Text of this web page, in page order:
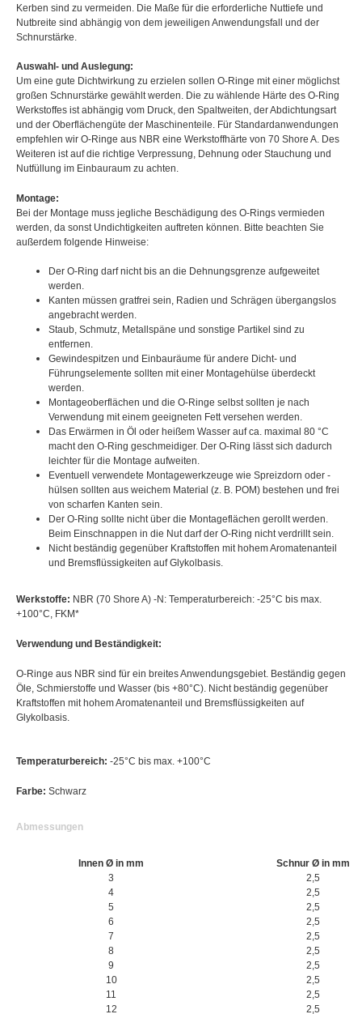
Kerben sind zu vermeiden. Die Maße für die erforderliche Nuttiefe und
Nutbreite sind abhängig von dem jeweiligen Anwendungsfall und der
Schnurstärke.
Auswahl- und Auslegung:
Um eine gute Dichtwirkung zu erzielen sollen O-Ringe mit einer möglichst
großen Schnurstärke gewählt werden. Die zu wählende Härte des O-Ring
Werkstoffes ist abhängig vom Druck, den Spaltweiten, der Abdichtungsart
und der Oberflächengüte der Maschinenteile. Für Standardanwendungen
empfehlen wir O-Ringe aus NBR eine Werkstoffhärte von 70 Shore A. Des
Weiteren ist auf die richtige Verpressung, Dehnung oder Stauchung und
Nutfüllung im Einbauraum zu achten.
Montage:
Bei der Montage muss jegliche Beschädigung des O-Rings vermieden
werden, da sonst Undichtigkeiten auftreten können. Bitte beachten Sie
außerdem folgende Hinweise:
Der O-Ring darf nicht bis an die Dehnungsgrenze aufgeweitet
werden.
Kanten müssen gratfrei sein, Radien und Schrägen übergangslos
angebracht werden.
Staub, Schmutz, Metallspäne und sonstige Partikel sind zu
entfernen.
Gewindespitzen und Einbauräume für andere Dicht- und
Führungselemente sollten mit einer Montagehülse überdeckt
werden.
Montageoberflächen und die O-Ringe selbst sollten je nach
Verwendung mit einem geeigneten Fett versehen werden.
Das Erwärmen in Öl oder heißem Wasser auf ca. maximal 80 °C
macht den O-Ring geschmeidiger. Der O-Ring lässt sich dadurch
leichter für die Montage aufweiten.
Eventuell verwendete Montagewerkzeuge wie Spreizdorn oder -
hülsen sollten aus weichem Material (z. B. POM) bestehen und frei
von scharfen Kanten sein.
Der O-Ring sollte nicht über die Montageflächen gerollt werden.
Beim Einschnappen in die Nut darf der O-Ring nicht verdrillt sein.
Nicht beständig gegenüber Kraftstoffen mit hohem Aromatenanteil
und Bremsflüssigkeiten auf Glykolbasis.
Werkstoffe: NBR (70 Shore A) -N: Temperaturbereich: -25°C bis max.
+100°C, FKM*
Verwendung und Beständigkeit:
O-Ringe aus NBR sind für ein breites Anwendungsgebiet. Beständig gegen
Öle, Schmierstoffe und Wasser (bis +80°C). Nicht beständig gegenüber
Kraftstoffen mit hohem Aromatenanteil und Bremsflüssigkeiten auf
Glykolbasis.
Temperaturbereich: -25°C bis max. +100°C
Farbe: Schwarz
Abmessungen
Innen Ø in mm
Schnur Ø in mm
3
2,5
4
2,5
5
2,5
6
2,5
7
2,5
8
2,5
9
2,5
10
2,5
11
2,5
12
2,5